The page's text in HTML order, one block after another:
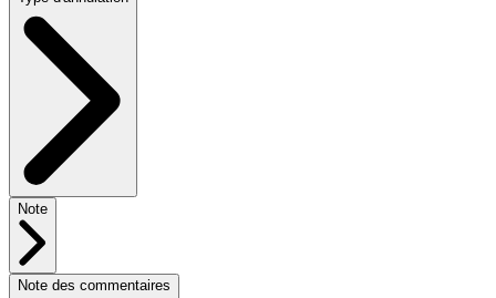
Note
Note des commentaires